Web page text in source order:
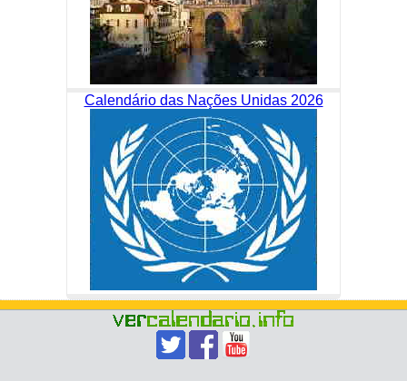
Calendário das Nações Unidas 2026